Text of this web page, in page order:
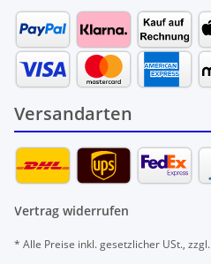
Versandarten
Vertrag widerrufen
* Alle Preise inkl. gesetzlicher USt., zzgl.